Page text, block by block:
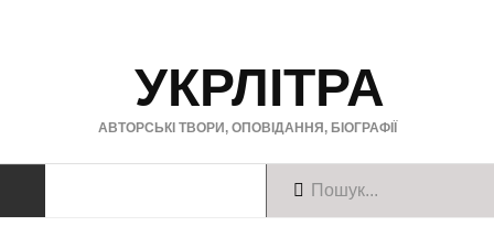
УКРЛІТРА
АВТОРСЬКІ ТВОРИ, ОПОВІДАННЯ, БІОГРАФІЇ